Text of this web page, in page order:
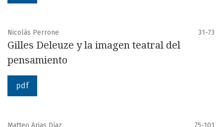
Nicolás Perrone 31-73
Gilles Deleuze y la imagen teatral del
pensamiento
pdf
Matteo Arias Díaz 75-101